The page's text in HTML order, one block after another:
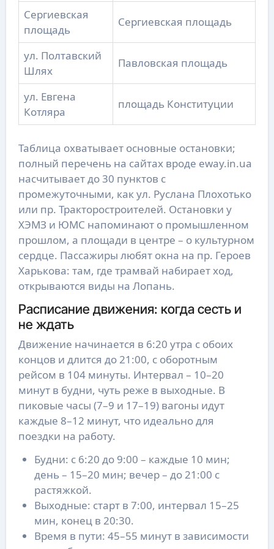
Сергиевская
площадь
Сергиевская площадь
ул. Полтавский
Шлях
Павловская площадь
ул. Евгена
Котляра
площадь Конституции
Таблица охватывает основные остановки;
полный перечень на сайтах вроде eway.in.ua
насчитывает до 30 пунктов с
промежуточными, как ул. Руслана Плохотько
или пр. Тракторостроителей. Остановки у
ХЭМЗ и ЮМС напоминают о промышленном
прошлом, а площади в центре – о культурном
сердце. Пассажиры любят окна на пр. Героев
Харькова: там, где трамвай набирает ход,
открываются виды на Лопань.
Расписание движения: когда сесть и
не ждать
Движение начинается в 6:20 утра с обоих
концов и длится до 21:00, с оборотным
рейсом в 104 минуты. Интервал – 10–20
минут в будни, чуть реже в выходные. В
пиковые часы (7–9 и 17–19) вагоны идут
каждые 8–12 минут, что идеально для
поездки на работу.
Будни: с 6:20 до 9:00 – каждые 10 мин;
день – 15–20 мин; вечер – до 21:00 с
растяжкой.
Выходные: старт в 7:00, интервал 15–25
мин, конец в 20:30.
Время в пути: 45–55 минут в зависимости